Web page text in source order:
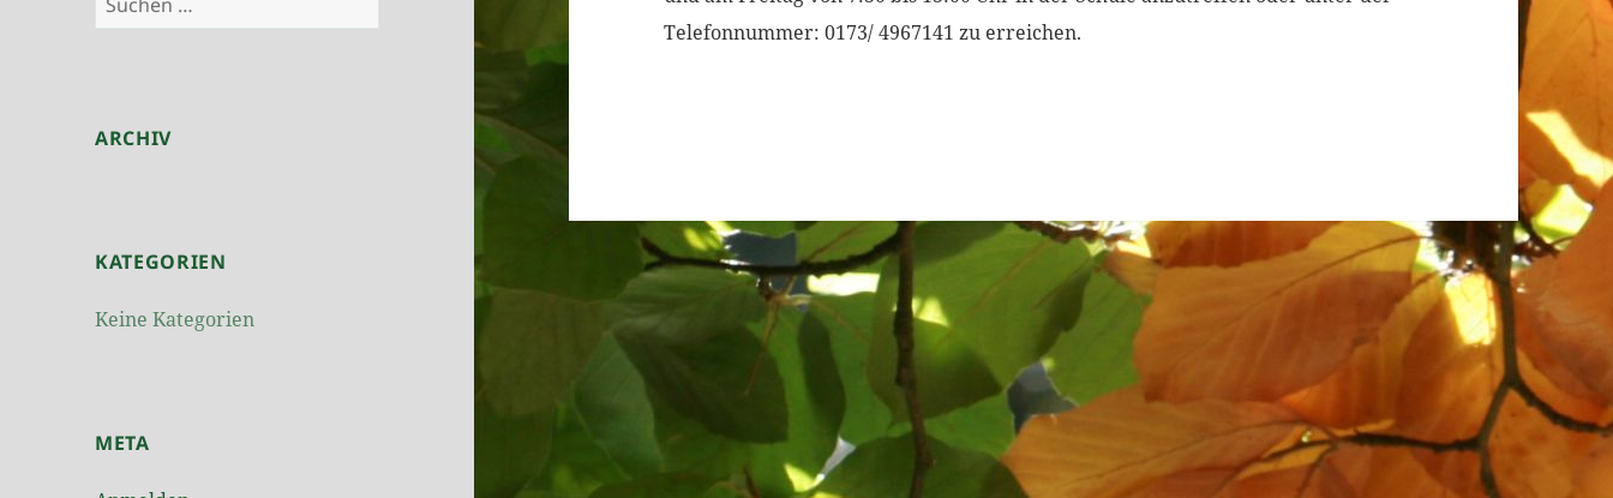
nach:
ARCHIV
KATEGORIEN
Keine Kategorien
META
Telefonnummer: 0173/ 4967141 zu erreichen.